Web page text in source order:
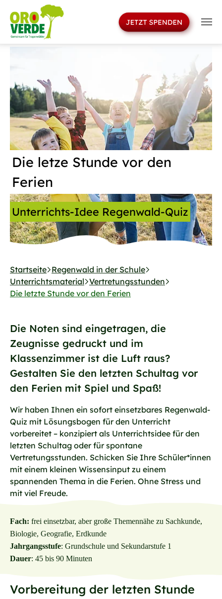
Die letze Stunde vor den
Ferien
Unterrichts-Idee Regenwald-Quiz
Startseite Regenwald in der Schule
Unterrichtsmaterial Vertretungsstunden
Die letzte Stunde vor den Ferien
Die Noten sind eingetragen, die
Zeugnisse gedruckt und im
Klassenzimmer ist die Luft raus?
Gestalten Sie den letzten Schultag vor
den Ferien mit Spiel und Spaß!
Wir haben Ihnen ein sofort einsetzbares Regenwald-
Quiz mit Lösungsbogen für den Unterricht
vorbereitet – konzipiert als Unterrichtsidee für den
letzten Schultag oder für spontane
Vertretungsstunden. Schicken Sie Ihre Schüler*innen
mit einem kleinen Wissensinput zu einem
spannenden Thema in die Ferien. Ohne Stress und
mit viel Freude.
Fach: frei einsetzbar, aber große Themennähe zu Sachkunde,
Biologie, Geografie, Erdkunde
Jahrgangsstufe: Grundschule und Sekundarstufe 1
Dauer: 45 bis 90 Minuten
Vorbereitung der letzten Stunde